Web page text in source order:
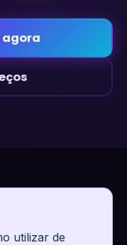
agora
utilizar de